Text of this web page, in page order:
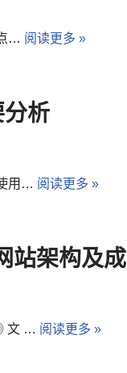
… 阅读更多 »
析
用… 阅读更多 »
站架构及
文 … 阅读更多 »